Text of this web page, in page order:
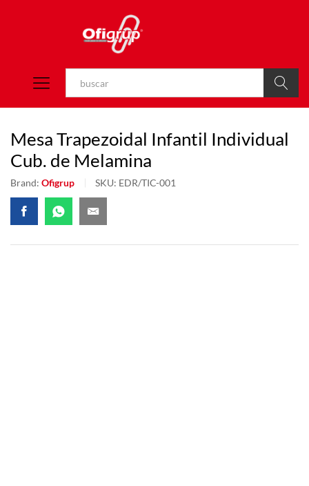
Buscar
Mesa Trapezoidal Infantil Individual
Cub. de Melamina
Brand: Ofigrup SKU: EDR/TIC-001